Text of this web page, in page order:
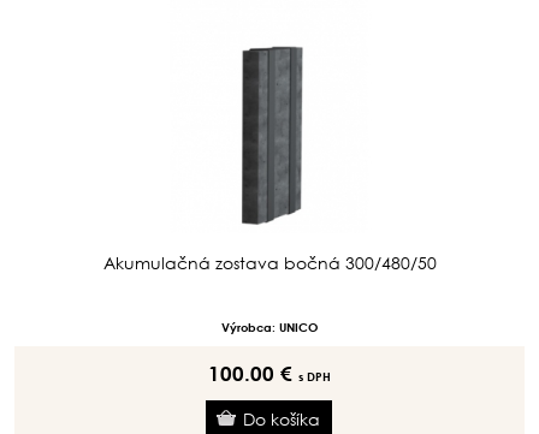
Akumulačná zostava bočná 300/480/50
Výrobca: UNICO
100.00 € s DPH